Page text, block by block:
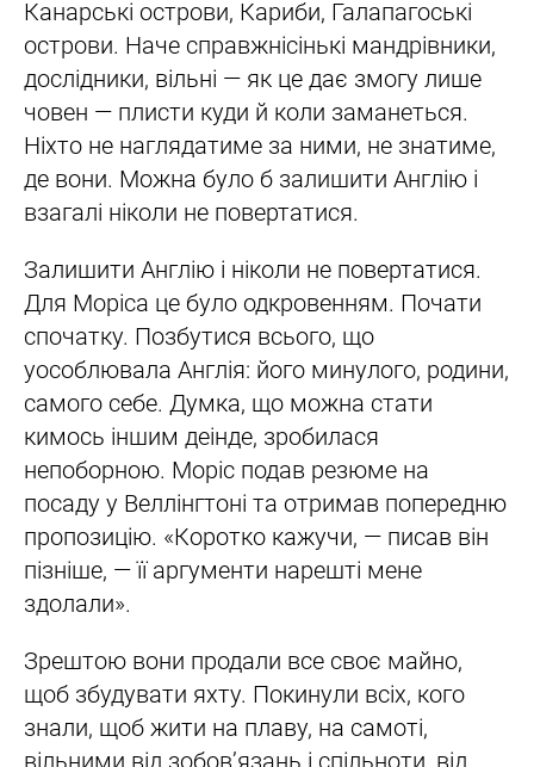
Канарські острови, Кариби, Галапагоські
острови. Наче справжнісінькі мандрівники,
дослідники, вільні — як це дає змогу лише
човен — плисти куди й коли заманеться.
Ніхто не наглядатиме за ними, не знатиме,
де вони. Можна було б залишити Англію і
взагалі ніколи не повертатися.
Залишити Англію і ніколи не повертатися.
Для Моріса це було одкровенням. Почати
спочатку. Позбутися всього, що
уособлювала Англія: його минулого, родини,
самого себе. Думка, що можна стати
кимось іншим деінде, зробилася
непоборною. Моріс подав резюме на
посаду у Веллінгтоні та отримав попередню
пропозицію. «Коротко кажучи, — писав він
пізніше, — її аргументи нарешті мене
здолали».
Зрештою вони продали все своє майно,
щоб збудувати яхту. Покинули всіх, кого
знали, щоб жити на плаву, на самоті,